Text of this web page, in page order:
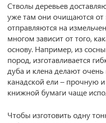
Стволы деревьев
уже там они очищаются от
отправляются на
многом зависит от того,
основу. Например, из
пород, изготавливается
дуба и клена делают очень
канадской ели – прочную
книжной бумаги чаще
Чтобы изготовить одну